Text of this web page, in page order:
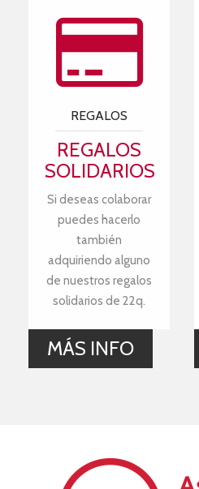
REGALOS
REGALOS
SOLIDARIOS
Si deseas colaborar
puedes hacerlo
también
adquiriendo alguno
de nuestros regalos
solidarios de 22q.
MÁS INFO